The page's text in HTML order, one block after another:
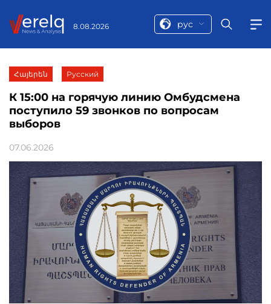
8.08.2026 рус
Հայերեն Русский
К 15:00 на горячую линию Омбудсмена
поступило 59 звонков по вопросам
выборов
07.06.2026